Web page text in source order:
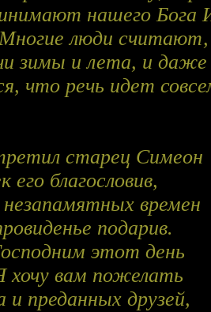
нашего Бога
Многие люди
зимы и лета, и даже
что речь идет
старец Симеон
его благословив,
времен
подарив.
этот день
хочу вам пожелать
преданных друзей,